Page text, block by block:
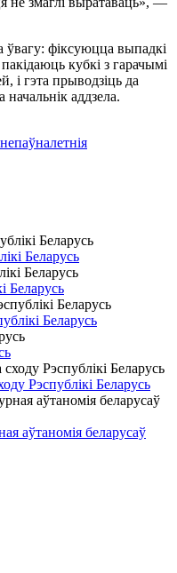
ўвагу: фіксуюцца выпадкі
кубкі з гарачымі
і гэта прыводзіць да
аддзела.
непаўналетнія
Беларусь
Беларусь
Беларусь
Рэспублікі Беларусь
аўтаномія беларусаў